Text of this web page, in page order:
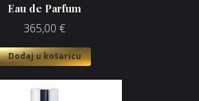
Eau de Parfum
365,00 €
Dodaj u košaricu